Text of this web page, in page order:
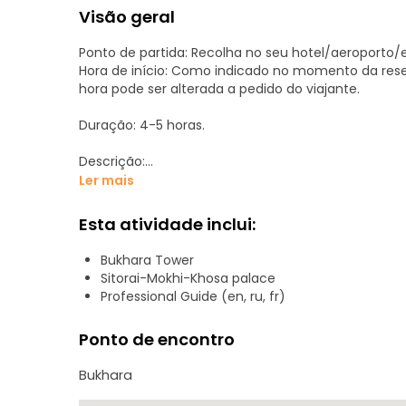
Visão geral
Ponto de partida: Recolha no seu hotel/aeroporto/
Hora de início: Como indicado no momento da
hora pode ser alterada a pedido do viajante.
Duração: 4-5 horas.
Descrição:
do que já viu ou verá durante a sua viagem ao
preservada dos últimos emires de Bukhara
-Complexo Memorial Baha-ud-din Naqshband
peregrinação na Ásia Central, onde reina
sobre o sufismo
-Necrópole de Chor-Bakr: "A cidade dos mortos" -
da mais alta categoria. Além disso, este lugar é o
Ler mais
Esta atividade inclui:
Bukhara Tower
Sitorai-Mokhi-Khosa palace
Professional Guide (en, ru, fr)
Ponto de encontro
Bukhara